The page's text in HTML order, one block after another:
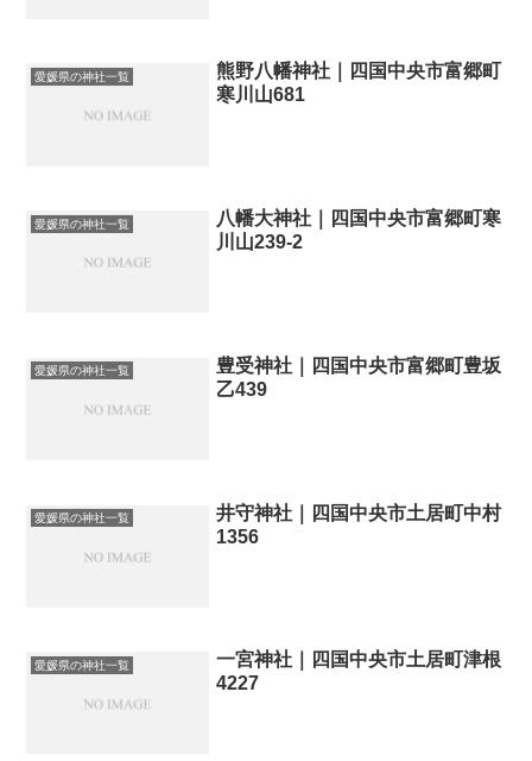
愛媛県の神社一覧
熊野八幡神社｜四国中央市富郷町
寒川山681
愛媛県の神社一覧
八幡大神社｜四国中央市富郷町寒
川山239-2
愛媛県の神社一覧
豊受神社｜四国中央市富郷町豊坂
乙439
愛媛県の神社一覧
井守神社｜四国中央市土居町中村
1356
愛媛県の神社一覧
一宮神社｜四国中央市土居町津根
4227